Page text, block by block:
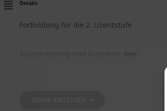
Details
Fortbildung für die 2. Lizenzstufe